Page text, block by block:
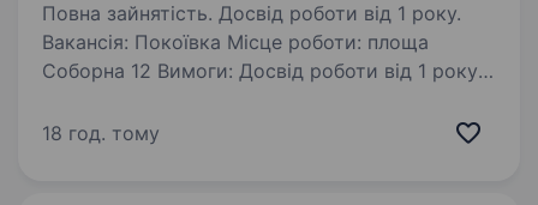
Повна зайнятість. Досвід роботи від 1 року.
Вакансія: Покоївка Місце роботи: площа
Соборна 12 Вимоги: Досвід роботи від 1 року.
Знання та уміння виконувати різні види
18 год. тому